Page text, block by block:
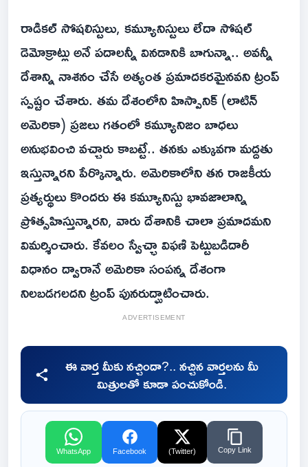
రాడికల్ సోషలిస్టులు, కమ్యూనిస్టులు లేదా సోషల్
డెమోక్రాట్లు అనే పదాలన్నీ వినడానికి బాగున్నా.. అవన్నీ
దేశాన్ని నాశనం చేసే అత్యంత ప్రమాదకరమైనవని ట్రంప్
స్పష్టం చేశారు. తమ దేశంలోని హిస్పానిక్ (లాటిన్
అమెరికా) ప్రజలు గతంలో కమ్యూనిజం బాధలు
అనుభవించి వచ్చారు కాబట్టే.. తనకు ఎక్కువగా మద్దతు
ఇస్తున్నారని పేర్కొన్నారు. అమెరికాలోని తన రాజకీయ
ప్రత్యర్థులు కొందరు ఈ కమ్యూనిస్టు భావజాలాన్ని
ప్రోత్సహిస్తున్నారని, వారు దేశానికి చాలా ప్రమాదమని
విమర్శించారు. కేవలం స్వేచ్ఛా విఫణి పెట్టుబడిదారీ
విధానం ద్వారానే అమెరికా సంపన్న దేశంగా
నిలబడగలదని ట్రంప్ పునరుద్ఘాటించారు.
ADVERTISEMENT
ఈ వార్త మీకు నచ్చిందా?.. నచ్చిన వార్తలను మీ
మిత్రులతో కూడా పంచుకోండి.
WhatsApp Facebook (Twitter) Copy Link